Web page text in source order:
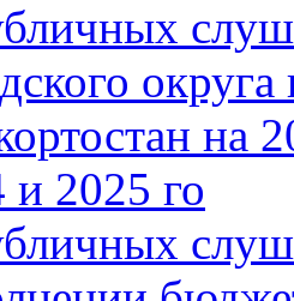
на
и 2025 го